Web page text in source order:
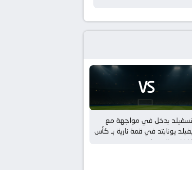
VS
يدخل في مواجهة مع
يونايتد في قمة نارية بـ كأس
– الدور 1